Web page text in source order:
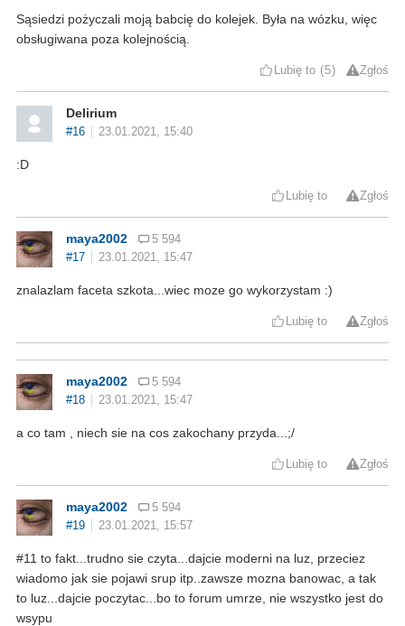
Sąsiedzi pożyczali moją babcię do kolejek. Była na wózku, więc
obsługiwana poza kolejnością.
Lubię to 5 Zgłoś
Delirium
#16 23.01.2021, 15:40
:D
Lubię to Zgłoś
maya2002
5 594
#17
23.01.2021, 15:47
znalazlam faceta szkota...wiec moze go wykorzystam :)
Lubię to Zgłoś
maya2002
5 594
#18
23.01.2021, 15:47
a co tam , niech sie na cos zakochany przyda...;/
Lubię to Zgłoś
maya2002
5 594
#19
23.01.2021, 15:57
#11 to fakt...trudno sie czyta...dajcie moderni na luz, przeciez
wiadomo jak sie pojawi srup itp..zawsze mozna banowac, a tak
to luz...dajcie poczytac...bo to forum umrze, nie wszystko jest do
wsypu